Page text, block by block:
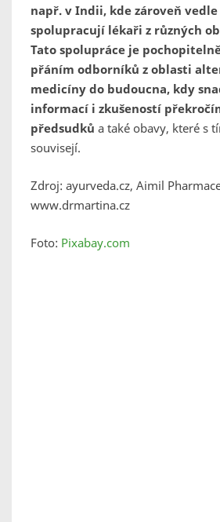
např. v Indii, kde zároveň vedle
spolupracují lékaři z různých
Tato spolupráce je
přáním odborníků z oblasti
medicíny do budoucna, kdy
informací i zkušeností
předsudků a také obavy, které s
souvisejí.
Zdroj: ayurveda.cz, Aimil
www.drmartina.cz
Foto: Pixabay.com